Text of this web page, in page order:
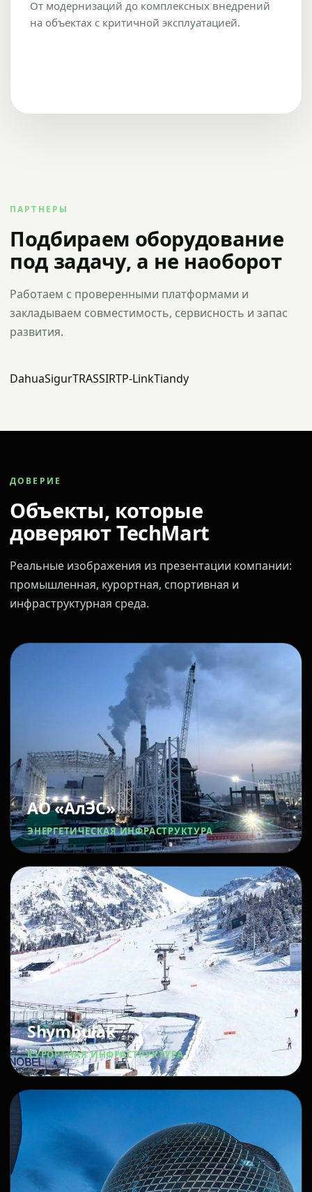
От модернизаций до комплексных внедрений
на объектах с критичной эксплуатацией.
ПАРТНЕРЫ
Подбираем оборудование
под задачу, а не наоборот
Работаем с проверенными платформами и
закладываем совместимость, сервисность и запас
развития.
DahuaSigurTRASSIRTP-LinkTiandy
ДОВЕРИЕ
Объекты, которые
доверяют TechMart
Реальные изображения из презентации компании:
промышленная, курортная, спортивная и
инфраструктурная среда.
АО «АлЭС»
ЭНЕРГЕТИЧЕСКАЯ ИНФРАСТРУКТУРА
Shymbulak
КУРОРТНАЯ ИНФРАСТРУКТУРА